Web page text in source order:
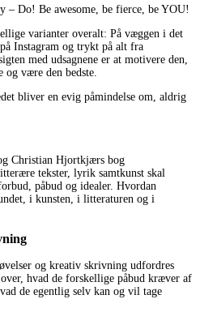
– Do! Be awesome, be fierce, be YOU!
varianter overalt: På væggen i det
Instagram og trykt på alt fra
med udsagnene er at motivere den,
og være den bedste.
bliver en evig påmindelse om, aldrig
Christian Hjortkjærs bog
tekster, lyrik samtkunst skal
påbud og idealer. Hvordan
i kunsten, i litteraturen og i
og kreativ skrivning udfordres
hvad de forskellige påbud kræver af
de egentlig selv kan og vil tage